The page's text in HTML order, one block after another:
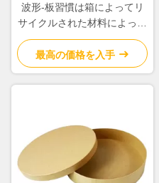
波形-板習慣は箱によってリ
サイクルされた材料によって
カスタマイズされた色を印刷
しました
最高の価格を入手